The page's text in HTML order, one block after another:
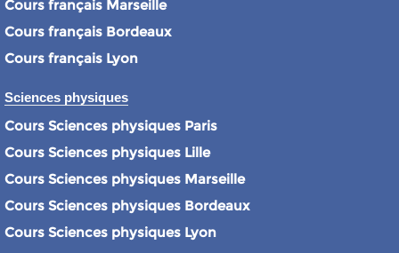
Cours français Marseille
Cours français Bordeaux
Cours français Lyon
Sciences physiques
Cours Sciences physiques Paris
Cours Sciences physiques Lille
Cours Sciences physiques Marseille
Cours Sciences physiques Bordeaux
Cours Sciences physiques Lyon